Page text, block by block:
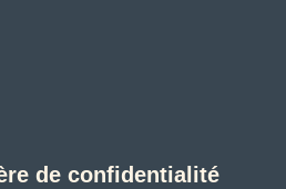
de confidentialité